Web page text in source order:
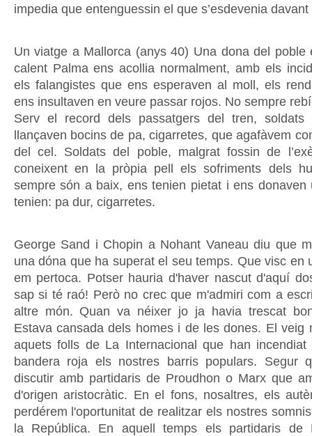
impedia que entenguessin el que s’esdevenia
Un viatge a Mallorca (anys 40) Una dona del poble
calent Palma ens acollia normalment, amb els
els falangistes que ens esperaven al moll, els
ens insultaven en veure passar rojos. No sempre
Serv el record dels passatgers del tren,
llançaven bocins de pa, cigarretes, que agafàvem
del cel. Soldats del poble, malgrat fossin de
coneixent en la pròpia pell els sofriments dels
sempre són a baix, ens tenien pietat i ens donaven
tenien: pa dur, cigarretes.
George Sand i Chopin a Nohant Vaneau diu que
una dóna que ha superat el seu temps. Que visc en
em pertoca. Potser hauria d'haver nascut d'aquí
sap si té raó! Però no crec que m'admiri com a
altre món. Quan va néixer jo ja havia trescat
Estava cansada dels homes i de les dones. El veig
aquets folls de La Internacional que han
bandera roja els nostres barris populars. Segur
discutir amb partidaris de Proudhon o Marx que
d'origen aristocràtic. En el fons, nosaltres, els
perdérem l'oportunitat de realitzar els nostres
la República. En aquell temps els partidaris de